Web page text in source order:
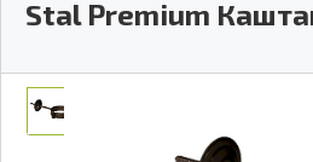
Stal Premium